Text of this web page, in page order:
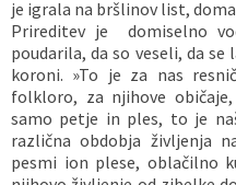
je igrala na bršlinov list,
Prireditev je domiselno
poudarila, da so veseli, da
koroni. »To je za nas
folkloro, za njihove
samo petje in ples, to je
različna obdobja življenja
pesmi ion plese, oblačilno